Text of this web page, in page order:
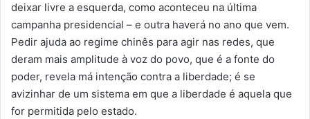
deixar livre a esquerda, como aconteceu na última
campanha presidencial – e outra haverá no ano que vem.
Pedir ajuda ao regime chinês para agir nas redes, que
deram mais amplitude à voz do povo, que é a fonte do
poder, revela má intenção contra a liberdade; é se
avizinhar de um sistema em que a liberdade é aquela que
for permitida pelo estado.